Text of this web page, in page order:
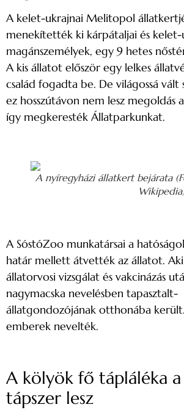
A kelet-ukrajnai Melitopol
menekítették ki kárpátaljai és kelet-
magánszemélyek, egy 9 hetes
A kis állatot először egy lelkes
család fogadta be. De világossá vált
ez hosszútávon nem lesz megoldás
így megkeresték Állatparkunkat.
A nyíregyházi állatkert bejárata
A SóstóZoo munkatársai a
határ mellett átvették az állatot. Aki
állatorvosi vizsgálat és vakcinázás
nagymacska nevelésben tapasztalt-
állatgondozójának otthonába
emberek nevelték.
A kölyök fő tápláléka
tápszer lesz